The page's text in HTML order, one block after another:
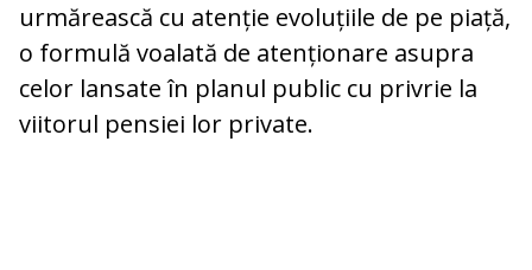
urmărească cu atenție evoluțiile de pe piață,
o formulă voalată de atenționare asupra
celor lansate în planul public cu privrie la
viitorul pensiei lor private.